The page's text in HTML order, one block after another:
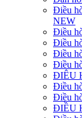
Điều
NEW
Điều
Điều
Điều
Điều
ĐIÊU
Điều
Điều
ĐIỀU